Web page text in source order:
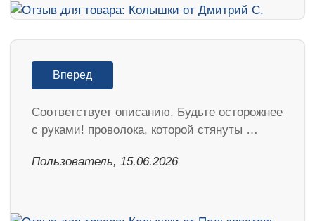
Вперед
Соответствует описанию. Будьте осторожнее
с руками! проволока, которой стянуты …
Пользователь, 15.06.2026